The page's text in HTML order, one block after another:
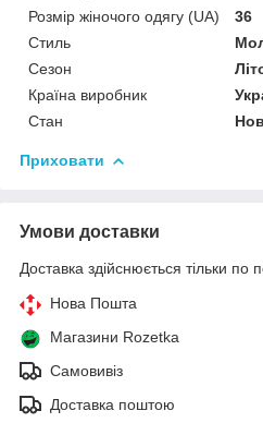
Розмір жіночого одягу (UA)
36
Стиль
Сезон
Країна виробник
Стан
Приховати
Умови доставки
Доставка здійснюється тільки по
Нова Пошта
Магазини Rozetka
Самовивіз
Доставка поштою